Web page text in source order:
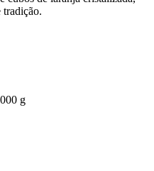
tradição.
g